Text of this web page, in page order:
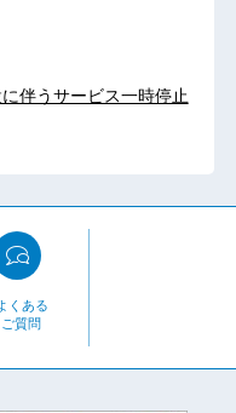
伴うサービス一時停止
くある
ご質問